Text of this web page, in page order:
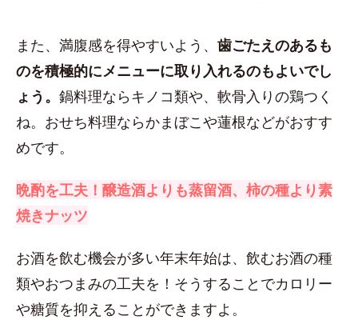
また、満腹感を得やすいよう、 歯ごたえのあるも
のを積極的にメニューに取り入れるのもよいでし
ょう。 鍋料理ならキノコ類や、軟骨入りの鶏つく
ね。おせち料理ならかまぼこや蓮根などがおすす
めです。
晩酌を工夫！醸造酒よりも蒸留酒、柿の種より素
焼きナッツ
お酒を飲む機会が多い年末年始は、飲むお酒の種
類やおつまみの工夫を！そうすることでカロリー
や糖質を抑えることができますよ。